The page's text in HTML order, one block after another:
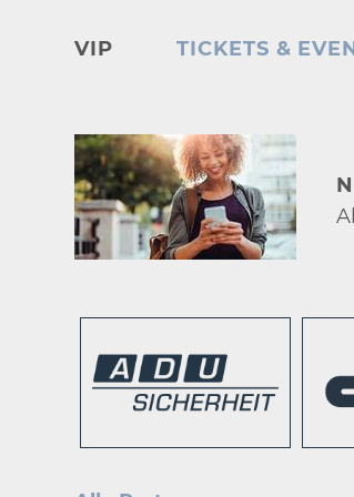
VIP TICKETS &